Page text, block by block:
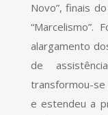
Novo”, finais
“Marcelismo”.
alargamento
de
transformou-se
e estendeu a